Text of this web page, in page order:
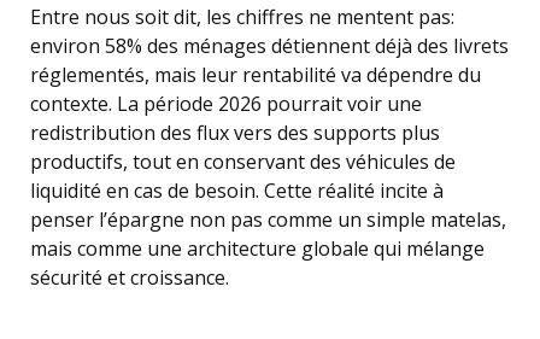
Entre nous soit dit, les chiffres ne mentent pas:
environ 58% des ménages détiennent déjà des livrets
réglementés, mais leur rentabilité va dépendre du
contexte. La période 2026 pourrait voir une
redistribution des flux vers des supports plus
productifs, tout en conservant des véhicules de
liquidité en cas de besoin. Cette réalité incite à
penser l’épargne non pas comme un simple matelas,
mais comme une architecture globale qui mélange
sécurité et croissance.